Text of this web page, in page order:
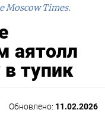
Moscow Times.
аятолл
тупик
Обновлено: 11.02.2026